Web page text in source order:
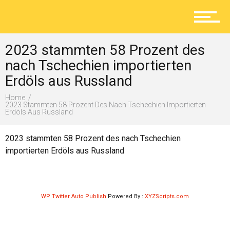
Lokal
Ratgeber
Service
2023 stammten 58 Prozent des
nach Tschechien importierten
Erdöls aus Russland
Home
2023 Stammten 58 Prozent Des Nach Tschechien Importierten
Erdöls Aus Russland
2023 stammten 58 Prozent des nach Tschechien
importierten Erdöls aus Russland
WP Twitter Auto Publish Powered By : XYZScripts.com